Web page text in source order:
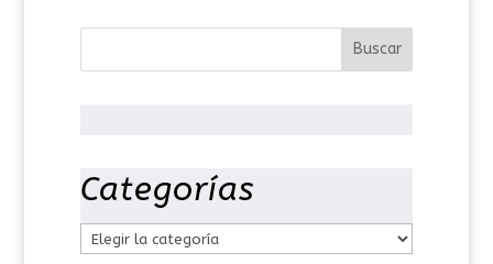
Categorías